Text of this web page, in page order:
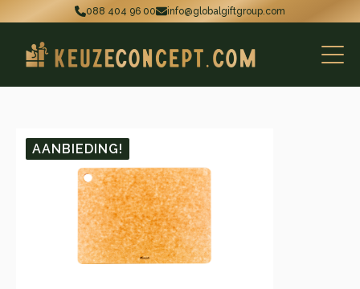
088 404 96 00 info@globalgiftgroup.com
AANBIEDING!